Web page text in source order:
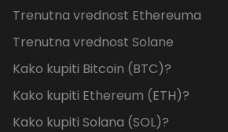
Trenutna vrednost Ethereuma
Trenutna vrednost Solane
Kako kupiti Bitcoin (BTC)?
Kako kupiti Ethereum (ETH)?
Kako kupiti Solana (SOL)?